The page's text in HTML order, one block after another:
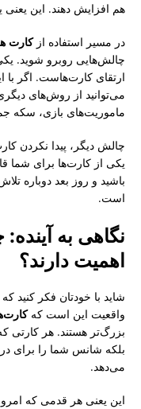
هم افزایش دهند. این یعنی
در مسیر استفاده ازکارت همستر
چالش‌هایی روبرو شوید.
ارتقای کارت‌هاست. اگر با
می‌توانید از روش‌های
ماموریت‌های بازی، سکه
چالش دیگر، پیدا نکردن
یکی از کارت‌ها برای شما
باشید و روز بعد دوباره
است.
نگاهی به
اهمیت دارند؟
شاید با خودتان فکر کنید
واقعیت این است که
بزرگ‌تر هستند. هر کارتی
می‌دهد.
این یعنی هر قدمی که